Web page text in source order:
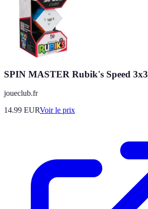
SPIN MASTER Rubik's Speed 3x3
joueclub.fr
14.99 EURVoir le prix